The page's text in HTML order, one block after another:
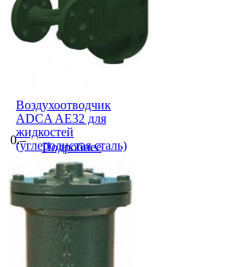
Воздухоотводчик
ADCA AE32 для
жидкостей
(углеродистая сталь)
0.–
Подробнее